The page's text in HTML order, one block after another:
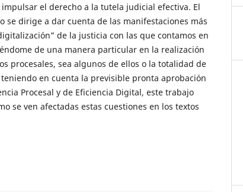
el derecho a la tutela judicial efectiva. El
se dirige a dar cuenta de las manifestaciones más
de la justicia con las que contamos en
de una manera particular en la realización
procesales, sea algunos de ellos o la totalidad de
en cuenta la previsible pronta aprobación
Procesal y de Eficiencia Digital, este trabajo
se ven afectadas estas cuestiones en los textos